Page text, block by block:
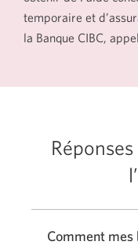
temporaire et
la Banque CIBC,
Comment mes